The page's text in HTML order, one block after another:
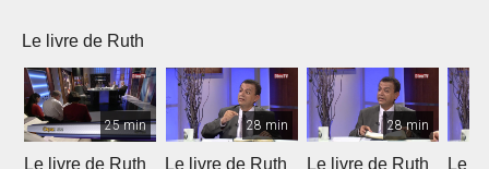
Le livre de Ruth
25 min
Le livre de Ruth
28 min
Le livre de Ruth
28 min
Le livre de Ruth Le